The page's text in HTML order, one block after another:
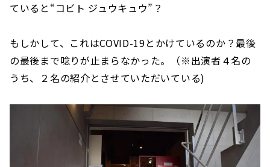
ていると“コビト ジュウキュウ”？
もしかして、これはCOVID-19とかけているのか？最後
の最後まで唸りが止まらなかった。（※出演者４名の
うち、２名の紹介とさせていただいている)